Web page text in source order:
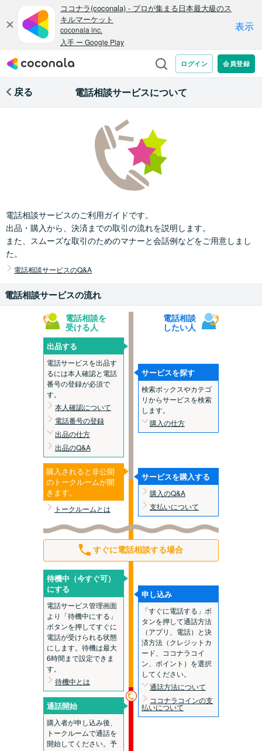
電話相談サービスについて
戻る
電話相談サービスのご利用ガイドです。
出品・購入から、決済までの取引の流れを説明します。
また、スムーズな取引のためのマナーと会話例などをご用意しまし
た。
電話相談サービスのQ&A
電話相談サービスの流れ
電話相談を
受ける人
出品する
電話サービスを出品す
るには本人確認と電話
番号の登録が必須で
す。
本人確認について
電話番号の登録
出品の仕方
出品のQ&A
購入されると非公開
のトークルームが開
きます。
トークルームとは
電話相談
したい人
サービスを探す
検索ボックスやカテゴ
リからサービスを検索
します。
購入の仕方
サービスを購入する
購入のQ&A
支払いについて
待機中（今すぐ可）
にする
電話サービス管理画面
より「待機中にする」
ボタンを押してすぐに
電話が受けられる状態
にします。待機は最大
6時間まで設定できま
す。
待機中とは
通話開始
購入者が申し込み後、
トークルームで通話を
開始してください。予
すぐに電話相談する場合
申し込み
「すぐに電話する」ボ
タンを押して通話方法
（アプリ、電話）と決
済方法（クレジットカ
ード、ココナラコイ
ン、ポイント）を選択
してください。
通話方法について
ココナラコインの支
払いについて